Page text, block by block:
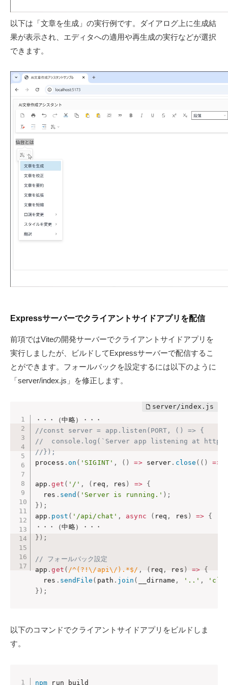
以下は「文章を生成」の実行例です。ダイアログ上に生成結
果が表示され、エディタへの適用や再生成の実行などが選択
できます。
Expressサーバーでクライアントサイドアプリを配信
前項ではViteの開発サーバーでクライアントサイドアプリを
実行しましたが、ビルドしてExpressサーバーで配信するこ
とができます。フォールバックを設定するには以下のように
「server/index.js」を修正します。
//const server = app.listen(PORT, () => {
//  console.log(`Server app listening at
//});
process . on ( 'SIGINT' , ( ) => server . close ( ( ) =>
app .get ( '/' , ( req , res ) =>
{
  res
. send ( 'Server is running.' ) ;
} ) ;
app . post ( '/api/chat' , async ( req , res ) => {
} ) ;
// フォールバック設定
app .get ( /^(?!\/api\/).*$/ , ( req , res ) => {
  res
. sendFile ( path . join ( __dirname , '..' ,
} ) ;
以下のコマンドでクライアントサイドアプリをビルドしま
す。
npm run build